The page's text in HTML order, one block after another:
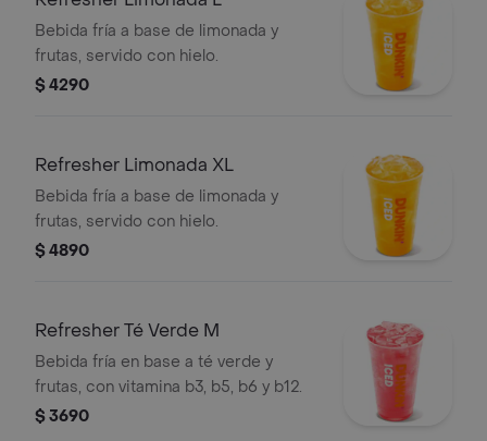
Bebida fría a base de limonada y
frutas, servido con hielo.
$ 4290
Refresher Limonada XL
Bebida fría a base de limonada y
frutas, servido con hielo.
$ 4890
Refresher Té Verde M
Bebida fría en base a té verde y
frutas, con vitamina b3, b5, b6 y b12.
$ 3690